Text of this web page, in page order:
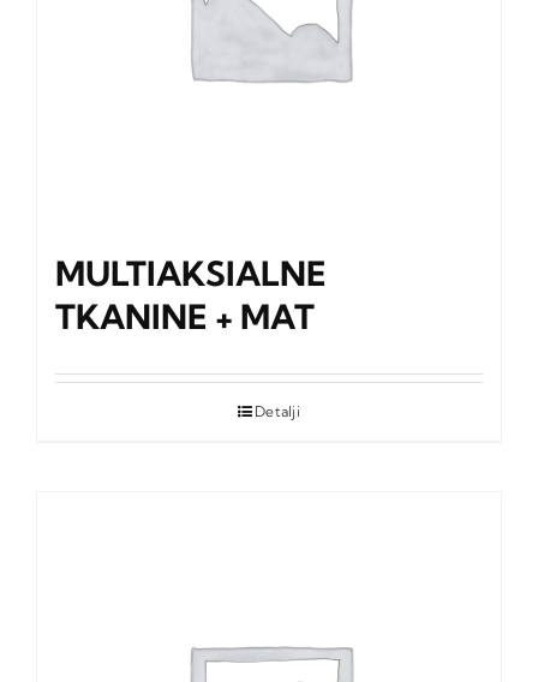
MULTIAKSIALNE
TKANINE + MAT
Detalji